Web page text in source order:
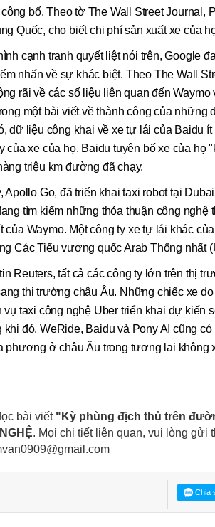
bố. Theo tờ The Wall Street Journal,
Quốc, cho biết chi phí sản xuất xe của
cạnh tranh quyết liệt nói trên, Google
nhấn về sự khác biệt. Theo The Wall
rãi về các số liệu liên quan đến
một bài viết về thành công của những
dữ liệu công khai về xe tự lái của Baidu
của xe của họ. Baidu tuyên bố xe của họ
triệu km đường đã chạy.
Apollo Go, đã triển khai taxi robot tại
tìm kiếm những thỏa thuận công nghệ
của Waymo. Một công ty xe tự lái khác
Các Tiểu vương quốc Arab Thống nhất
Reuters, tất cả các công ty lớn trên thị
thị trường châu Âu. Những chiếc xe
vụ taxi công nghệ Uber triển khai dự kiến
khi đó, WeRide, Baidu và Pony AI cũng
phương ở châu Âu trong tương lai không
bài viết "Kỳ phùng địch thủ trên
. Mọi chi tiết liên quan, vui lòng gửi
Chia